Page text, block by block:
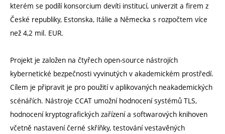
kterém se podílí konsorcium devíti institucí, univerzit a firem z
České republiky, Estonska, Itálie a Německa s rozpočtem více
než 4,2 mil. EUR.
Projekt je založen na čtyřech open-source nástrojích
kybernetické bezpečnosti vyvinutých v akademickém prostředí.
Cílem je připravit je pro použití v aplikovaných neakademických
scénářích. Nástroje CCAT umožní hodnocení systémů TLS,
hodnocení kryptografických zařízení a softwarových knihoven
včetně nastavení černé skříňky, testování vestavěných